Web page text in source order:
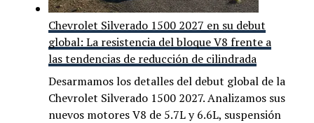
Chevrolet Silverado 1500 2027 en su debut
global: La resistencia del bloque V8 frente a
las tendencias de reducción de cilindrada
Desarmamos los detalles del debut global de la
Chevrolet Silverado 1500 2027. Analizamos sus
nuevos motores V8 de 5.7L y 6.6L, suspensión